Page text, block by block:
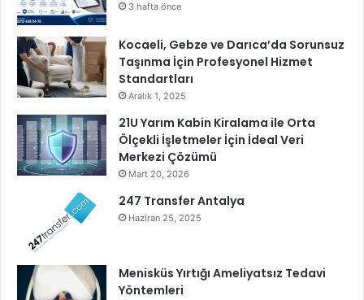
0
0
a
n
d
e
y
a
m
3 hafta önce
Kocaeli, Gebze ve Darıca’da Sorunsuz
Taşınma İçin Profesyonel Hizmet
Standartları
Aralık 1, 2025
21U Yarım Kabin Kiralama ile Orta
Ölçekli İşletmeler İçin İdeal Veri
Merkezi Çözümü
Mart 20, 2026
247 Transfer Antalya
Haziran 25, 2025
Menisküs Yırtığı Ameliyatsız Tedavi
Yöntemleri